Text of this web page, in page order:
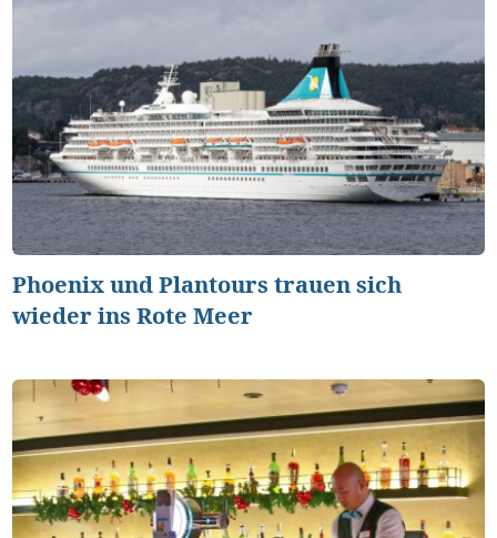
Phoenix und Plantours trauen sich
wieder ins Rote Meer